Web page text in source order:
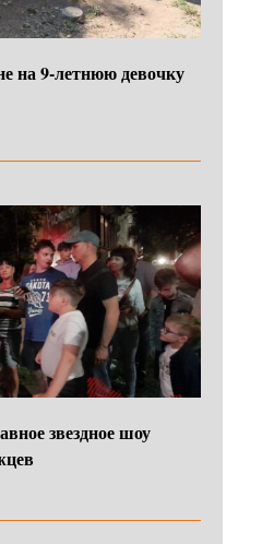
на 9-летнюю девочку
звездное шоу